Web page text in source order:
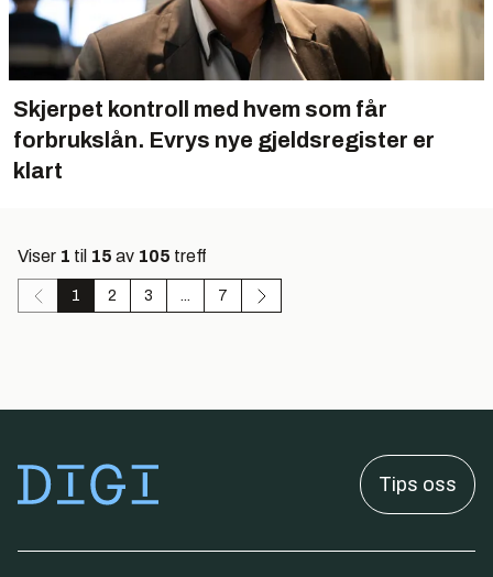
Skjerpet kontroll med hvem som får
forbrukslån. Evrys nye gjeldsregister er
klart
Viser 1 til 15 av 105 treff
1 2 3 ... 7
Tips oss